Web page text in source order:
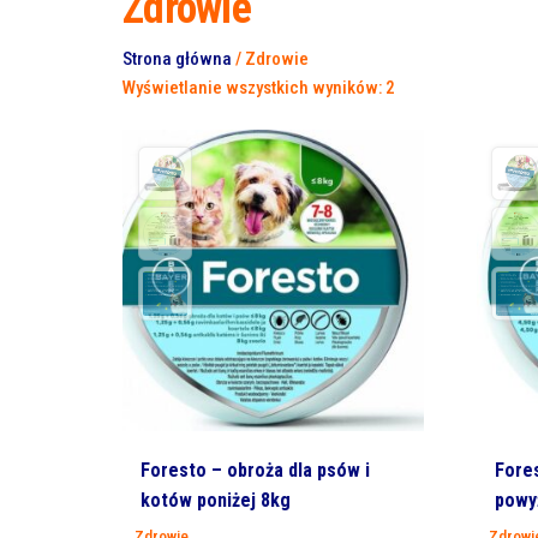
Strona główna / Zdrowie
Wyświetlanie wszystkich wyników: 2
Foresto – obroża dla psów i
kotów poniżej 8kg